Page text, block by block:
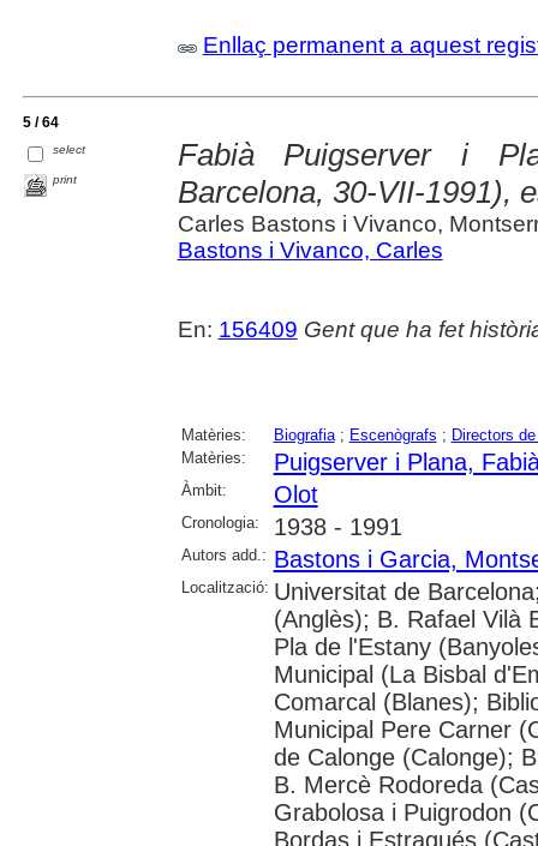
Enllaç permanent a aquest
5 / 64
select
print
Fabià Puigserver i
Barcelona, 30-VII-1991),
Carles Bastons i Vivanco,
Bastons i Vivanco, Carles
En: 156409 Gent que ha fet
Matèries: Biografia; Escenògrafs ; Directors
Matèries:
Puigserver i Plana,
Àmbit: Olot
Cronologia: 1938 - 1991
Autors add.: Bastons i Garcia,
Localització: Universitat de
(Anglès); B. Rafael Vilà
Pla de l'Estany
Municipal (La Bisbal
Comarcal (Blanes);
Municipal Pere Carner
de Calonge (Calonge);
B. Mercè Rodoreda
Grabolosa i Puigrodon
Bordas i Estragués